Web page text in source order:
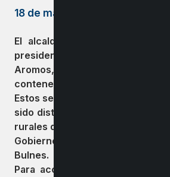
18 de mayo de 2023
El alcalde
presidenta del Comité de
Aromos, hicieron entrega
contenedores de residuos
Estos se suman a los 150
sido distribuidos tanto en las
rurales de la comuna, gracias al
Gobierno Regional y a la
Bulnes.
Para acceder a estos